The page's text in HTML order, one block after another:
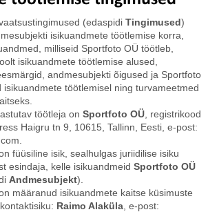
(edaspidi Tingimused)
isikuandmete töötlemise korra,
milliseid Sportfoto OÜ töötleb,
isikuandmete töötlemise alused,
andmesubjekti õigused ja Sportfoto
isikuandmete töötlemisel ning turvameetmed
töötleja on Sportfoto OÜ , registrikood
Haigru tn 9, 10615, Tallinn, Eesti, e-post:
füüsiline isik, sealhulgas juriidilise isiku
esindaja, kelle isikuandmeid Sportfoto OÜ
Andmesubjekt).
määranud isikuandmete kaitse küsimuste
Raimo Alaküla , e-post: